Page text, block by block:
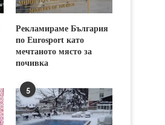
Рекламираме България
по Eurosport като
мечтаното място за
почивка
5